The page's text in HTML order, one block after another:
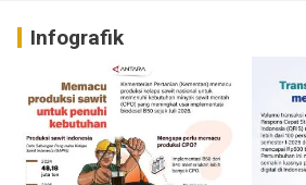
Infografik